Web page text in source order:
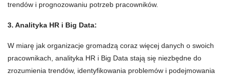
trendów i prognozowaniu potrzeb pracowników.
3. Analityka HR i Big Data:
W miarę jak organizacje gromadzą coraz więcej danych o swoich
pracownikach, analityka HR i Big Data stają się niezbędne do
zrozumienia trendów, identyfikowania problemów i podejmowania